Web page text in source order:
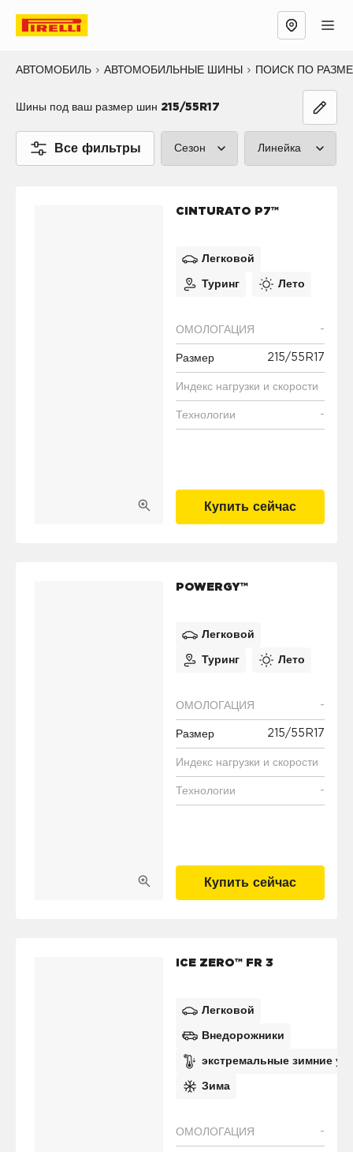
АВТОМОБИЛЬ АВТОМОБИЛЬНЫЕ ШИНЫ ПОИСК ПО
Шины под ваш размер шин 215/55R17
Все фильтры Сезон
Все сезоны (0)
Линейка
CINTURATO P7™
Легковой
Туринг Лето
ОМОЛОГАЦИЯ -
Размер 215/55R17
Индекс нагрузки и скорости
Технологии -
Купить сейчас
POWERGY™
Легковой
Туринг Лето
ОМОЛОГАЦИЯ -
Размер 215/55R17
Индекс нагрузки и скорости
Технологии -
Купить сейчас
ICE ZERO™ FR 3
Легковой
Внедорожники
экстремальные зимние
Зима
ОМОЛОГАЦИЯ -